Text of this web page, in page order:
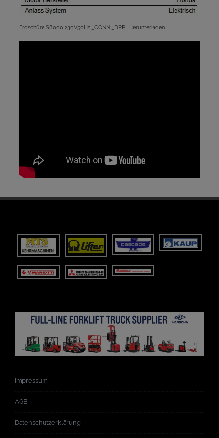
Broschüre S8000 230V50Hz _CONN _DPP Herunterladen
Impressum
AGB
Datenschutzerklärung